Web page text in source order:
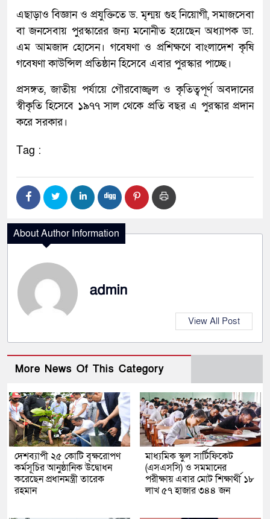
এছাড়াও বিজ্ঞান ও প্রযুক্তিতে ড. মৃন্ময় গুহ নিয়োগী, সমাজসেবা
বা জনসেবায় পুরস্কারের জন্য মনোনীত হয়েছেন অধ্যাপক ডা.
এম আমজাদ হোসেন। গবেষণা ও প্রশিক্ষণে বাংলাদেশ কৃষি
গবেষণা কাউন্সিল প্রতিষ্ঠান হিসেবে এবার পুরস্কার পাচ্ছে।
প্রসঙ্গত, জাতীয় পর্যায়ে গৌরবোজ্জ্বল ও কৃতিত্বপূর্ণ অবদানের
স্বীকৃতি হিসেবে ১৯৭৭ সাল থেকে প্রতি বছর এ পুরস্কার প্রদান
করে সরকার।
Tag :
About Author Information
admin
View All Post
More News Of This Category
দেশব্যাপী ২৫ কোটি বৃক্ষরোপণ
কর্মসূচির আনুষ্ঠানিক উদ্বোধন
করেছেন প্রধানমন্ত্রী তারেক
রহমান
মাধ্যমিক স্কুল সার্টিফিকেট
(এসএসসি) ও সমমানের
পরীক্ষায় এবার মোট শিক্ষার্থী ১৮
লাখ ৫৭ হাজার ৩৪৪ জন